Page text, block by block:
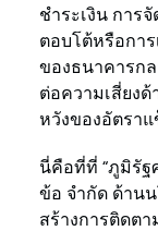
ชำระเงิน การ
ตอบโต้หรือกา
ของธนาคารก
ต่อความเสี่ยง
หวังของอัตรา
นี่คือที่ที่ “ภูมิรัฐ
ข้อ จำกัด ด้าน
สร้างการติดตา